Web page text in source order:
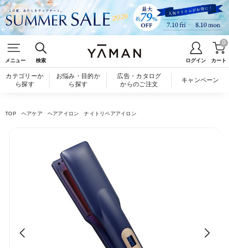
メニュー 検索 ログイン カート
0
カテゴリーか
ら探す
お悩み・目的か
ら探す
広告・カタログ
からのご注文
キャンペーン
TOP ヘアケア ヘアアイロン ナイトリペアアイロン